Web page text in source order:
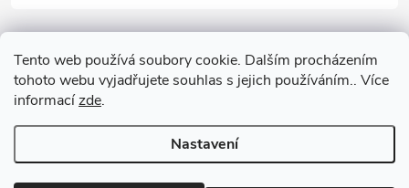
Tento web používá soubory cookie. Dalším procházením
tohoto webu vyjadřujete souhlas s jejich používáním.. Více
informacízde.
Nastavení
Copyright 2026ChovProgres.cz. Všechna práva vyhrazena.Upravit